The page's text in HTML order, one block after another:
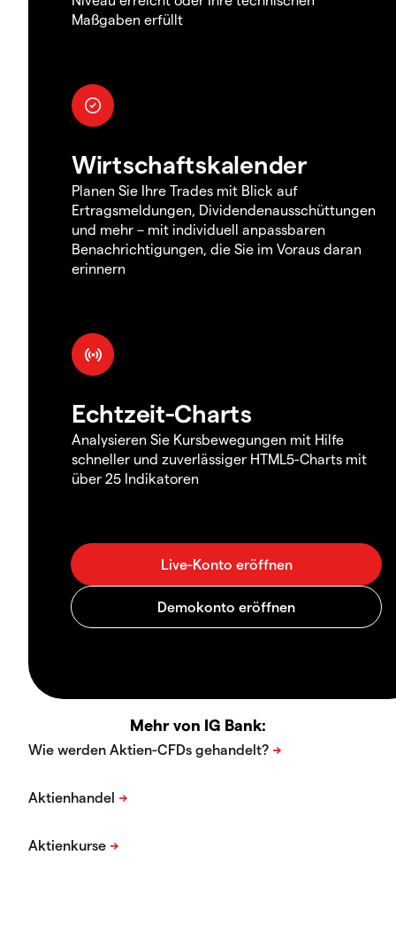
Maßgaben erfüllt
Wirtschaftskalender
Planen Sie Ihre Trades mit Blick auf
Ertragsmeldungen, Dividendenausschüttungen
und mehr – mit individuell anpassbaren
Benachrichtigungen, die Sie im Voraus daran
erinnern
Echtzeit-Charts
Analysieren Sie Kursbewegungen mit Hilfe
schneller und zuverlässiger HTML5-Charts mit
über 25 Indikatoren
Mehr von IG Bank: